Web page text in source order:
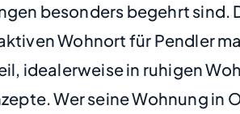
besonders begehrt sind.
Wohnort für Pendler
idealerweise in ruhigen
Wer seine Wohnung in